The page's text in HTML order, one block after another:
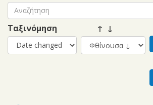
Ταξινόμηση ↑ ↓